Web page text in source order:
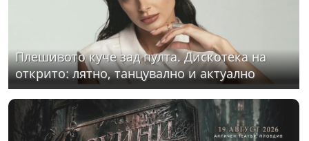
Плешивото куче зад пулта. Дискотека на
открито: лятно, танцувално и актуално